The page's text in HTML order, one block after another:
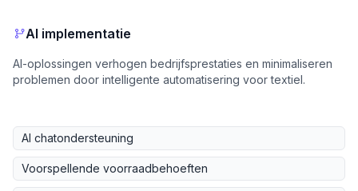
AI implementatie
AI-oplossingen verhogen bedrijfsprestaties en minimaliseren
problemen door intelligente automatisering voor textiel.
AI chatondersteuning
Voorspellende voorraadbehoeften